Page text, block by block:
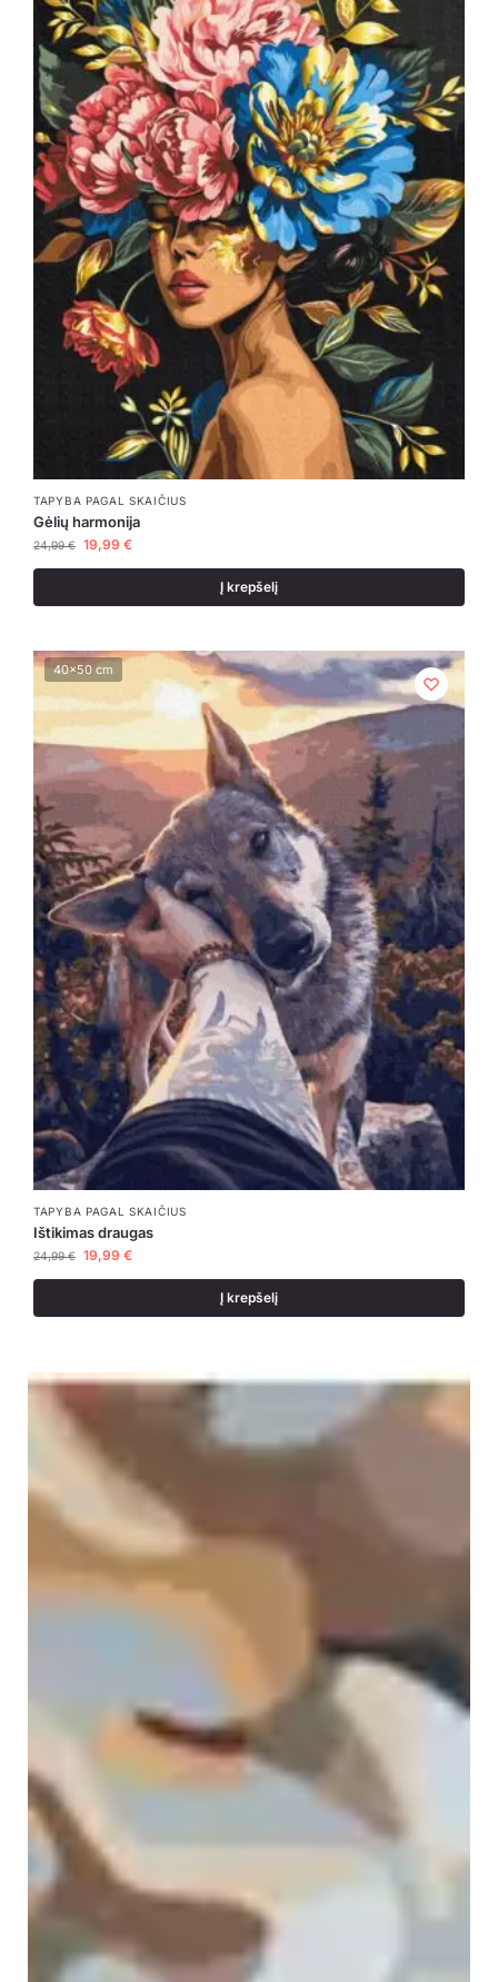
TAPYBA PAGAL SKAIČIUS
Gėlių harmonija
24,99€ 19,99 €
Į krepšelį
40x50 cm
TAPYBA PAGAL SKAIČIUS
Ištikimas draugas
24,99€ 19,99 €
Į krepšelį